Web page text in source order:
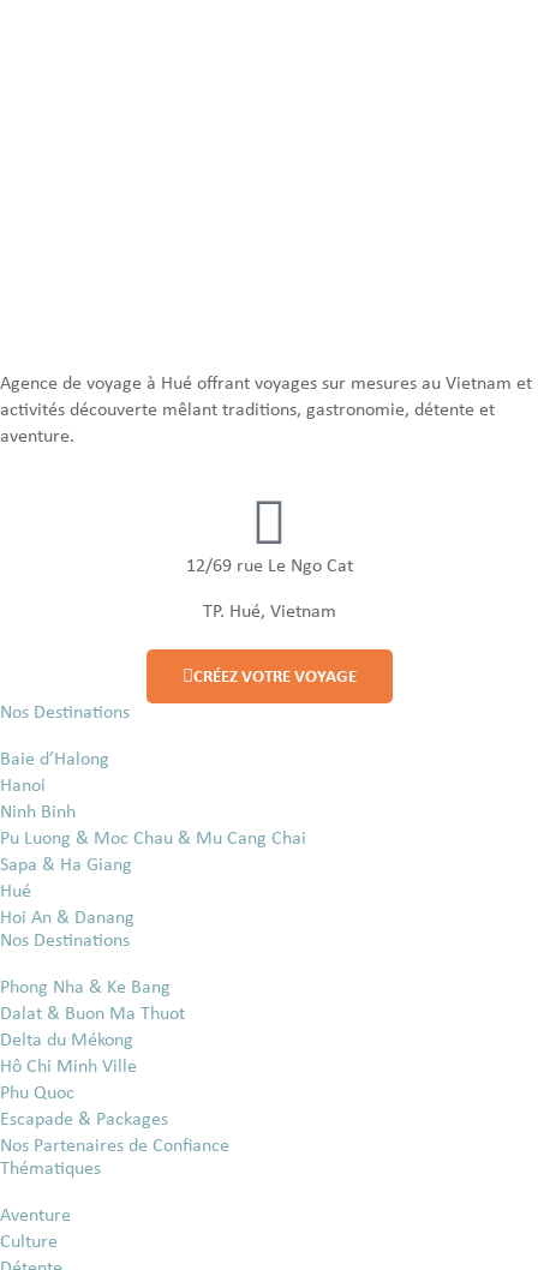
Agence de voyage à Hué offrant voyages sur mesures au Vietnam et
activités découverte mêlant traditions, gastronomie, détente et
aventure.
12/69 rue Le Ngo Cat
TP. Hué, Vietnam
CRÉEZ VOTRE VOYAGE
Nos Destinations
Baie d’Halong
Hanoi
Ninh Binh
Pu Luong & Moc Chau & Mu Cang Chai
Sapa & Ha Giang
Hué
Hoi An & Danang
Nos Destinations
Phong Nha & Ke Bang
Dalat & Buon Ma Thuot
Delta du Mékong
Hô Chi Minh Ville
Phu Quoc
Escapade & Packages
Nos Partenaires de Confiance
Thématiques
Aventure
Culture